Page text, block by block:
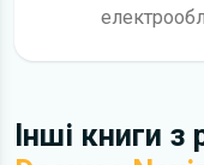
Інші книги